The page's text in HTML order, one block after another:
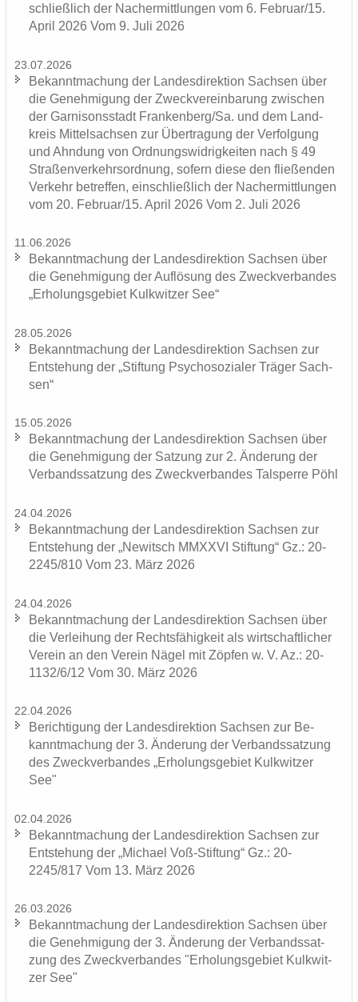
schließ­lich der Nacher­mitt­lun­gen vom 6. Fe­bru­ar/15.
April 2026 Vom 9. Juli 2026
23.07.2026
Be­kannt­ma­chung der Lan­des­di­rek­ti­on Sach­sen über
die Ge­neh­mi­gung der Zweck­ver­ein­ba­rung zwi­schen
der Gar­ni­sons­stadt Fran­ken­berg/Sa. und dem Land­
kreis Mit­tel­sach­sen zur Über­tra­gung der Ver­fol­gung
und Ahn­dung von Ord­nungs­wid­rig­kei­ten nach § 49
Stra­ßen­ver­kehrs­ord­nung, so­fern diese den flie­ßen­den
Ver­kehr be­tref­fen, ein­schließ­lich der Nacher­mitt­lun­gen
vom 20. Fe­bru­ar/15. April 2026 Vom 2. Juli 2026
11.06.2026
Be­kannt­ma­chung der Lan­des­di­rek­ti­on Sach­sen über
die Ge­neh­mi­gung der Auf­lö­sung des Zweck­ver­ban­des
„Er­ho­lungs­ge­biet Kulk­wit­zer See“
28.05.2026
Be­kannt­ma­chung der Lan­des­di­rek­ti­on Sach­sen zur
Ent­ste­hung der „Stif­tung Psy­cho­so­zia­ler Trä­ger Sach­
sen“
15.05.2026
Be­kannt­ma­chung der Lan­des­di­rek­ti­on Sach­sen über
die Ge­neh­mi­gung der Sat­zung zur 2. Än­de­rung der
Ver­bands­sat­zung des Zweck­ver­ban­des Tal­sper­re Pöhl
24.04.2026
Be­kannt­ma­chung der Lan­des­di­rek­ti­on Sach­sen zur
Ent­ste­hung der „Ne­witsch MMXXVI Stif­tung“ Gz.: 20-
2245/810 Vom 23. März 2026
24.04.2026
Be­kannt­ma­chung der Lan­des­di­rek­ti­on Sach­sen über
die Ver­lei­hung der Rechts­fä­hig­keit als wirt­schaft­li­cher
Ver­ein an den Ver­ein Nägel mit Zöp­fen w. V. Az.: 20-
1132/6/12 Vom 30. März 2026
22.04.2026
Be­rich­ti­gung der Lan­des­di­rek­ti­on Sach­sen zur Be­
kannt­ma­chung der 3. Än­de­rung der Ver­bands­sat­zung
des Zweck­ver­ban­des „Er­ho­lungs­ge­biet Kulk­wit­zer
See"
02.04.2026
Be­kannt­ma­chung der Lan­des­di­rek­ti­on Sach­sen zur
Ent­ste­hung der „Mi­cha­el Voß-​Stiftung“ Gz.: 20-
2245/817 Vom 13. März 2026
26.03.2026
Be­kannt­ma­chung der Lan­des­di­rek­ti­on Sach­sen über
die Ge­neh­mi­gung der 3. Än­de­rung der Ver­bands­sat­
zung des Zweck­ver­ban­des "Er­ho­lungs­ge­biet Kulk­wit­
zer See"